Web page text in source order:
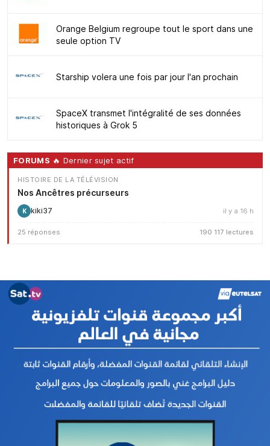
Orange Belgium regroupe tout le sport dans une
seule option TV
Starship volera une fois par jour l'an prochain
SpaceX transmet l'intégralité de ses données
historiques à Grok 5
FORUMS 🔥 Dernier sujet actif
HISTOIRE DE LA TÉLÉVISION
Nos Ancêtres précurseurs
K kiki37 il y a 16 h
25 réponses 190 117 lectures